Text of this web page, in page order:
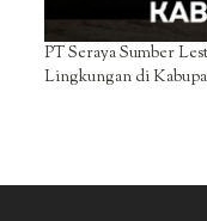
PT Seraya Sumber
Lingkungan di